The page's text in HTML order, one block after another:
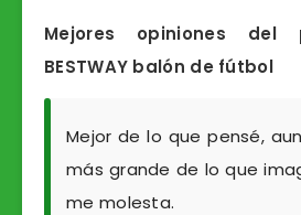
Mejores opiniones del
BESTWAY balón de fútbol
Mejor de lo que pensé,
más grande de lo que
me molesta.